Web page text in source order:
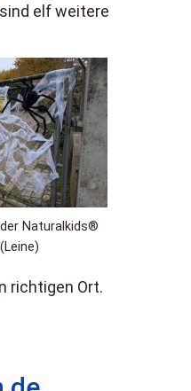
elf weitere
Naturalkids®
richtigen Ort.